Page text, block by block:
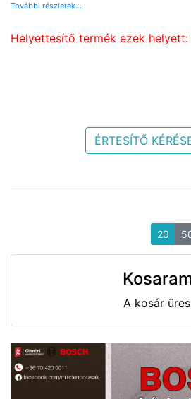
További részletek...
Helyettesítő termék ezek helyett:
ÉRTESÍTŐ
20
A kosár